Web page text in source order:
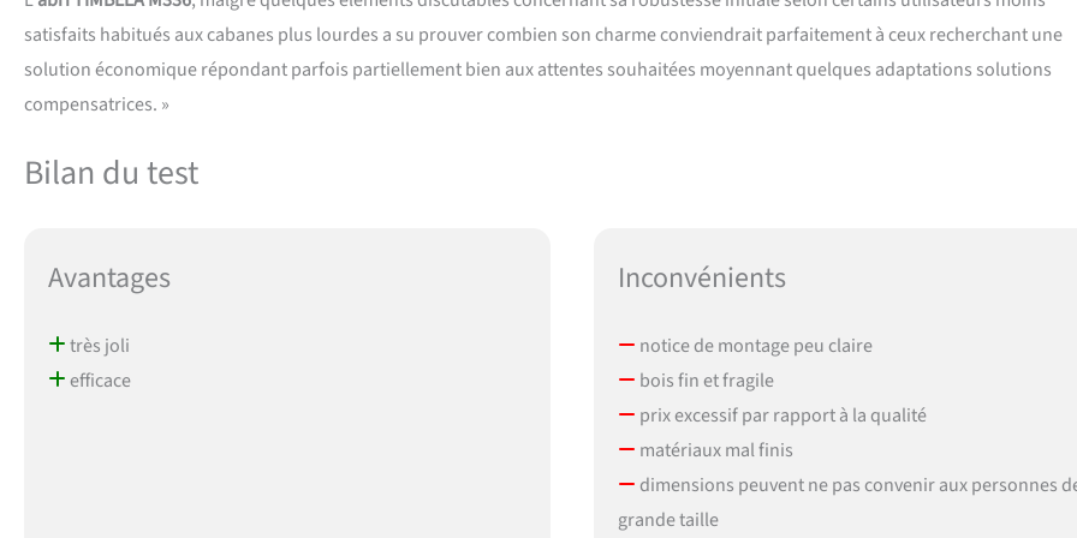
satisfaits habitués aux cabanes plus lourdes a su prouver combien son charme conviendrait parfaitement à ceux recherchant une
solution économique répondant parfois partiellement bien aux attentes souhaitées moyennant quelques adaptations solutions
compensatrices. »
Bilan du test
Avantages
très joli
efficace
Inconvénients
notice de montage peu claire
bois fin et fragile
prix excessif par rapport à la qualité
matériaux mal finis
dimensions peuvent ne pas convenir aux personnes
grande taille